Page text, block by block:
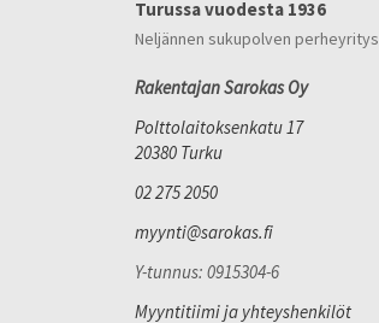
Turussa vuodesta 1936
Neljännen sukupolven perheyritys
Rakentajan Sarokas Oy
Polttolaitoksenkatu 17
20380 Turku
02 275 2050
myynti@sarokas.fi
Y-tunnus: 0915304-6
Myyntitiimi ja yhteyshenkilöt